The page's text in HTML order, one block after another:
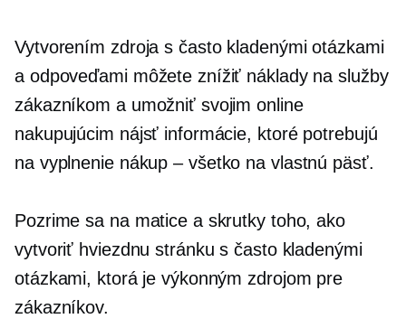
Vytvorením zdroja s často kladenými otázkami
a odpoveďami môžete znížiť náklady na služby
zákazníkom a umožniť svojim online
nakupujúcim nájsť informácie, ktoré potrebujú
na vyplnenie nákup – všetko na vlastnú päsť.
Pozrime sa na matice a skrutky toho, ako
vytvoriť hviezdnu stránku s často kladenými
otázkami, ktorá je výkonným zdrojom pre
zákazníkov.